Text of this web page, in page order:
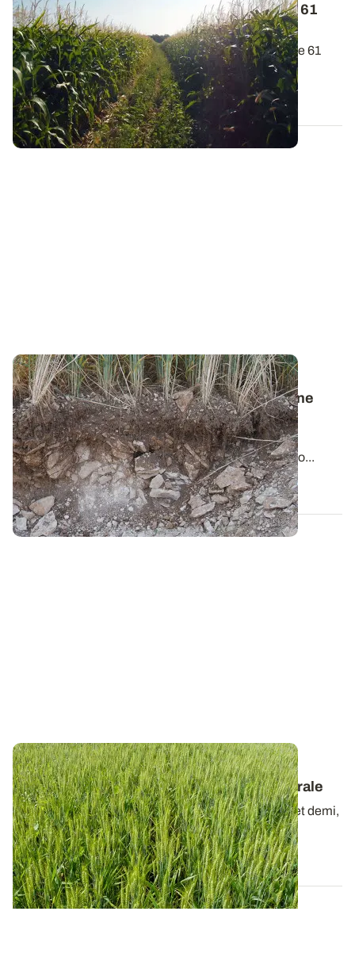
Projet PhosphoBio - Pratiques culturales : 61
enquêtes déjà réalisées !
Lors de l’hiver 2021/2022, les pratiques culturales de 61
parcelles, situées dans le Gers...
25 AVR. 2022
PROJET TERMINÉ
Projet PhosphoBio - Retour sur la campagne
d’analyses de terre
Comme prévu, le laboratoire d’analyses AUREA
AGROSCIENCES, partenaire du projet PhosphoBio...
25 AVR. 2022
PROJET TERMINÉ
Le projet PhosphoBio : présentation générale
Lancé le 1er octobre 2020 pour une durée de 3 ans et demi,
le projet CASDAR PhosphoBio(1)...
28 SEPT. 2021